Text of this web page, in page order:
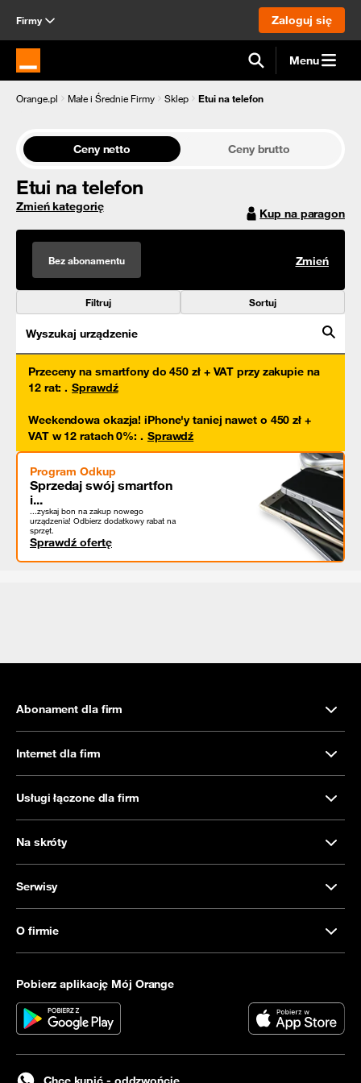
Firmy Zaloguj się
Strona główna Orange.pl Menu
Orange.pl Małe i Średnie Firmy Sklep Etui na telefon
Ceny netto Ceny brutto
Etui na telefon
Zmień kategorię Kup na paragon
Bez abonamentu Zmień
Filtruj Sortuj
Wyszukaj urządzenie
Przeceny na smartfony do 450 zł + VAT przy zakupie na
12 rat: . Sprawdź
Weekendowa okazja! iPhone'y taniej nawet o 450 zł +
VAT w 12 ratach 0%: . Sprawdź
Program Odkup
Sprzedaj swój smartfon
i...
...zyskaj bon na zakup nowego
urządzenia! Odbierz dodatkowy rabat na
sprzęt.
Sprawdź ofertę
Abonament dla firm
Internet dla firm
Usługi łączone dla firm
Na skróty
Serwisy
O firmie
Pobierz aplikację Mój Orange